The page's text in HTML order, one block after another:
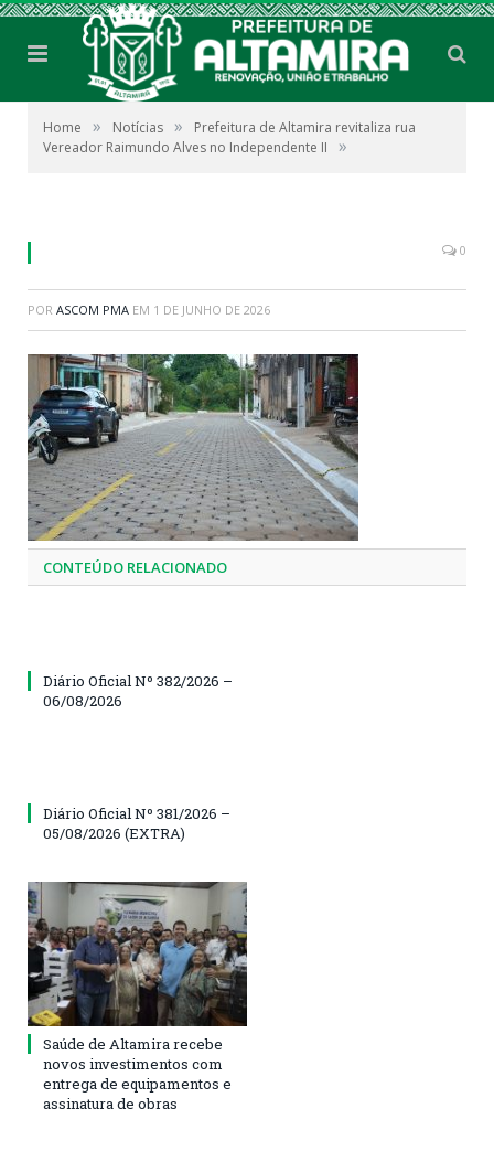
Home » Notícias »
Prefeitura de Altamira revitaliza rua
Vereador Raimundo Alves no Independente II
»
0
POR ASCOM PMA EM 1 DE JUNHO DE 2026
CONTEÚDO RELACIONADO
Diário Oficial Nº 382/2026 –
06/08/2026
Diário Oficial Nº 381/2026 –
05/08/2026 (EXTRA)
Saúde de Altamira recebe
novos investimentos com
entrega de equipamentos e
assinatura de obras